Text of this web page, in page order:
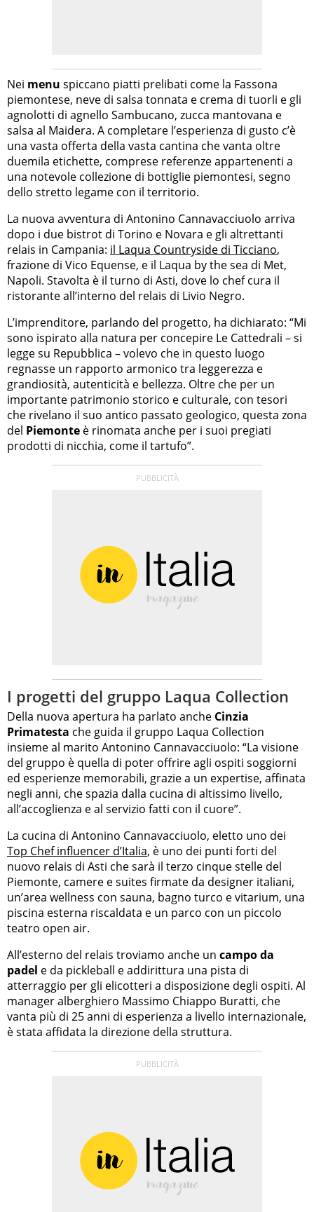
Nei menu spiccano piatti prelibati come la Fassona
piemontese, neve di salsa tonnata e crema di tuorli e gli
agnolotti di agnello Sambucano, zucca mantovana e
salsa al Maidera. A completare l’esperienza di gusto c’è
una vasta offerta della vasta cantina che vanta oltre
duemila etichette, comprese referenze appartenenti a
una notevole collezione di bottiglie piemontesi, segno
dello stretto legame con il territorio.
La nuova avventura di Antonino Cannavacciuolo arriva
dopo i due bistrot di Torino e Novara e gli altrettanti
relais in Campania: il Laqua Countryside di Ticciano,
frazione di Vico Equense, e il Laqua by the sea di Met,
Napoli. Stavolta è il turno di Asti, dove lo chef cura il
ristorante all’interno del relais di Livio Negro.
L’imprenditore, parlando del progetto, ha dichiarato: “Mi
sono ispirato alla natura per concepire Le Cattedrali – si
legge su Repubblica – volevo che in questo luogo
regnasse un rapporto armonico tra leggerezza e
grandiosità, autenticità e bellezza. Oltre che per un
importante patrimonio storico e culturale, con tesori
che rivelano il suo antico passato geologico, questa zona
del Piemonte è rinomata anche per i suoi pregiati
prodotti di nicchia, come il tartufo”.
I progetti del gruppo Laqua Collection
Della nuova apertura ha parlato anche Cinzia
Primatesta che guida il gruppo Laqua Collection
insieme al marito Antonino Cannavacciuolo: “La visione
del gruppo è quella di poter offrire agli ospiti soggiorni
ed esperienze memorabili, grazie a un expertise, affinata
negli anni, che spazia dalla cucina di altissimo livello,
all’accoglienza e al servizio fatti con il cuore”.
La cucina di Antonino Cannavacciuolo, eletto uno dei
Top Chef influencer d’Italia, è uno dei punti forti del
nuovo relais di Asti che sarà il terzo cinque stelle del
Piemonte, camere e suites firmate da designer italiani,
un’area wellness con sauna, bagno turco e vitarium, una
piscina esterna riscaldata e un parco con un piccolo
teatro open air.
All’esterno del relais troviamo anche un campo da
padel e da pickleball e addirittura una pista di
atterraggio per gli elicotteri a disposizione degli ospiti. Al
manager alberghiero Massimo Chiappo Buratti, che
vanta più di 25 anni di esperienza a livello internazionale,
è stata affidata la direzione della struttura.